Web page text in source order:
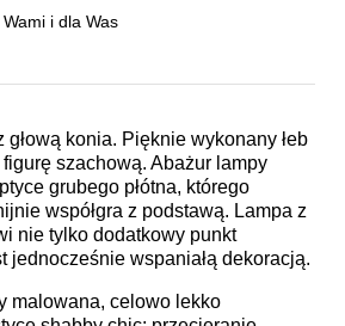
konia. Pięknie wykonany łeb
szachową. Abażur lampy
grubego płótna, którego
współgra z podstawą. Lampa z
nie tylko dodatkowy punkt
jednocześnie wspaniałą dekoracją.
malowana, celowo lekko
i dla Was